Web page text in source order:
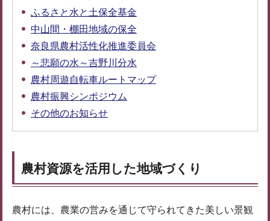
ふるさと水と土保全基金
中山間・棚田地域の保全
奈良県農村活性化推進委員会
～悲願の水～吉野川分水
農村周遊自転車ルートマップ
農村振興シンポジウム
その他のお知らせ
農村資源を活用した地域づくり
農村には、農業の営みを通じて守られてきた美しい景観